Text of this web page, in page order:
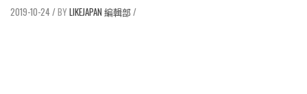
2019-10-24/ LIKEJAPAN 編輯部/